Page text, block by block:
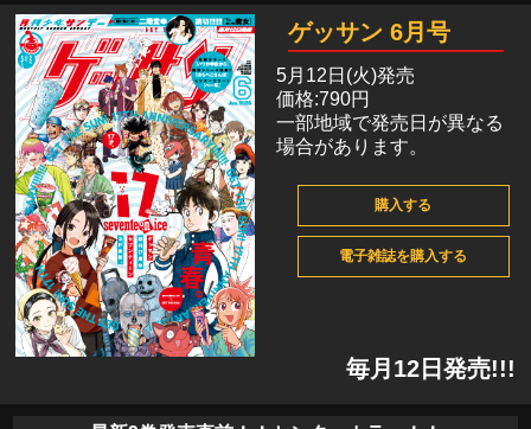
ゲッサン 6月号
5月12日(火)発売
価格:790円
一部地域で発売日が異なる
場合があります。
毎月12日発売!!!
購入する
電子雑誌を購入する